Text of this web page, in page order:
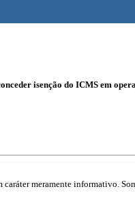
isenção do ICMS em
caráter meramente informativo.